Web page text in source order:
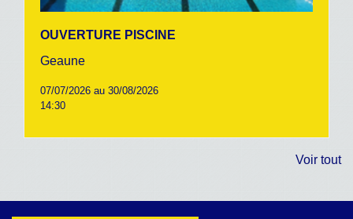
OUVERTURE PISCINE
Geaune
07/07/2026 au 30/08/2026
14:30
Voir tout